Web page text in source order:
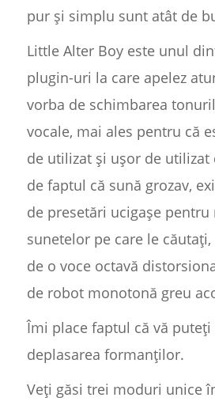
pur și simplu sunt atât de
Little Alter Boy este unul
plugin-uri la care apelez
vorba de schimbarea
vocale, mai ales pentru că
de utilizat și ușor de utilizat
de faptul că sună grozav,
de presetări ucigașe pentru
sunetelor pe care le
de o voce octavă
de robot monotonă greu
Îmi place faptul că vă
deplasarea formanților.
Veți găsi trei moduri unice